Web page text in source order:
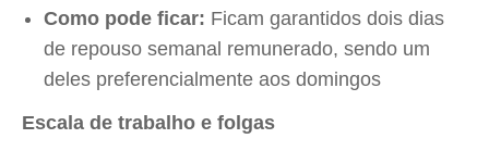
Como pode ficar: Ficam garantidos dois dias
de repouso semanal remunerado, sendo um
deles preferencialmente aos domingos
Escala de trabalho e folgas